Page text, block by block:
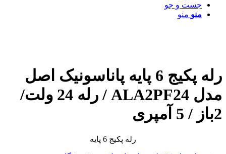
جست و جو
منو منو
رله پکیج 6 پایه پاناسونیک اصل
مدل ALA2PF24 / رله 24 ولت/
2باز / 5 آمپری
رله پکیج 6 پایه